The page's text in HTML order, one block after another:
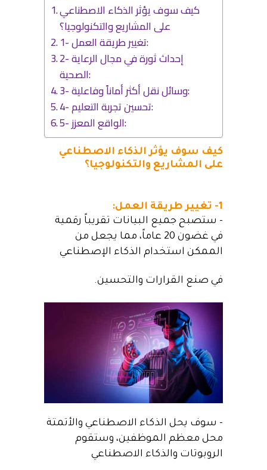
كيف سوف يؤثر الذكاء الاصطناعي
على المشاريع والتكنولوجيا؟
1- تغيير طريقة العمل:
2- إحداث ثورة في مجال الرعاية
الصحية:
3- وسائل نقل أكثر أماناً وفاعلية:
4- تحسين تجربة التعليم:
5- الواقع المعزز:
كيف سوف يؤثر الذكاء الاصطناعي
على المشاريع والتكنولوجيا؟
1- تغيير طريقة العمل:
– ستصبح جميع البيانات تقريباً رقمية
في غضون 20 عاماً، مما يجعل من
الممكن استخدام الذكاء الإصطناعي
في صنع القرارات والتحسين.
– سوف يحل الذكاء الاصطناعي والأتمتة
محل معظم الموظفين، وستقوم
الروبوتات والذكاء الاصطناعي